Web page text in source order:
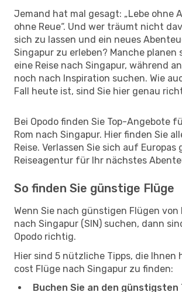
Jemand hat mal gesagt: „Lebe ohne
ohne Reue“. Und wer träumt nicht
sich zu lassen und ein neues
Singapur zu erleben? Manche planen
eine Reise nach Singapur, während
noch nach Inspiration suchen. Wie
Fall heute ist, sind Sie hier genau
Bei Opodo finden Sie Top-Angebote
Rom nach Singapur. Hier finden Sie
Reise. Verlassen Sie sich auf Europas
Reiseagentur für Ihr nächstes
So finden Sie günstige Flüge
Wenn Sie nach günstigen Flügen von
nach Singapur (SIN) suchen, dann
Opodo richtig.
Hier sind 5 nützliche Tipps, die Ihnen
cost Flüge nach Singapur zu finden:
Buchen Sie an den günstigsten